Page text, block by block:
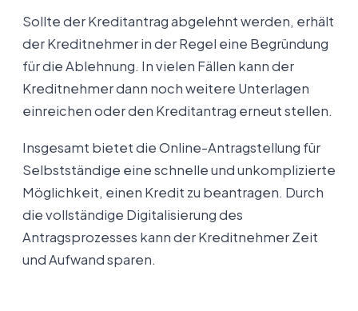
Sollte der Kreditantrag abgelehnt werden, erhält
der Kreditnehmer in der Regel eine Begründung
für die Ablehnung. In vielen Fällen kann der
Kreditnehmer dann noch weitere Unterlagen
einreichen oder den Kreditantrag erneut stellen.
Insgesamt bietet die Online-Antragstellung für
Selbstständige eine schnelle und unkomplizierte
Möglichkeit, einen Kredit zu beantragen. Durch
die vollständige Digitalisierung des
Antragsprozesses kann der Kreditnehmer Zeit
und Aufwand sparen.